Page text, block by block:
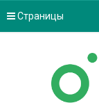
Страницы